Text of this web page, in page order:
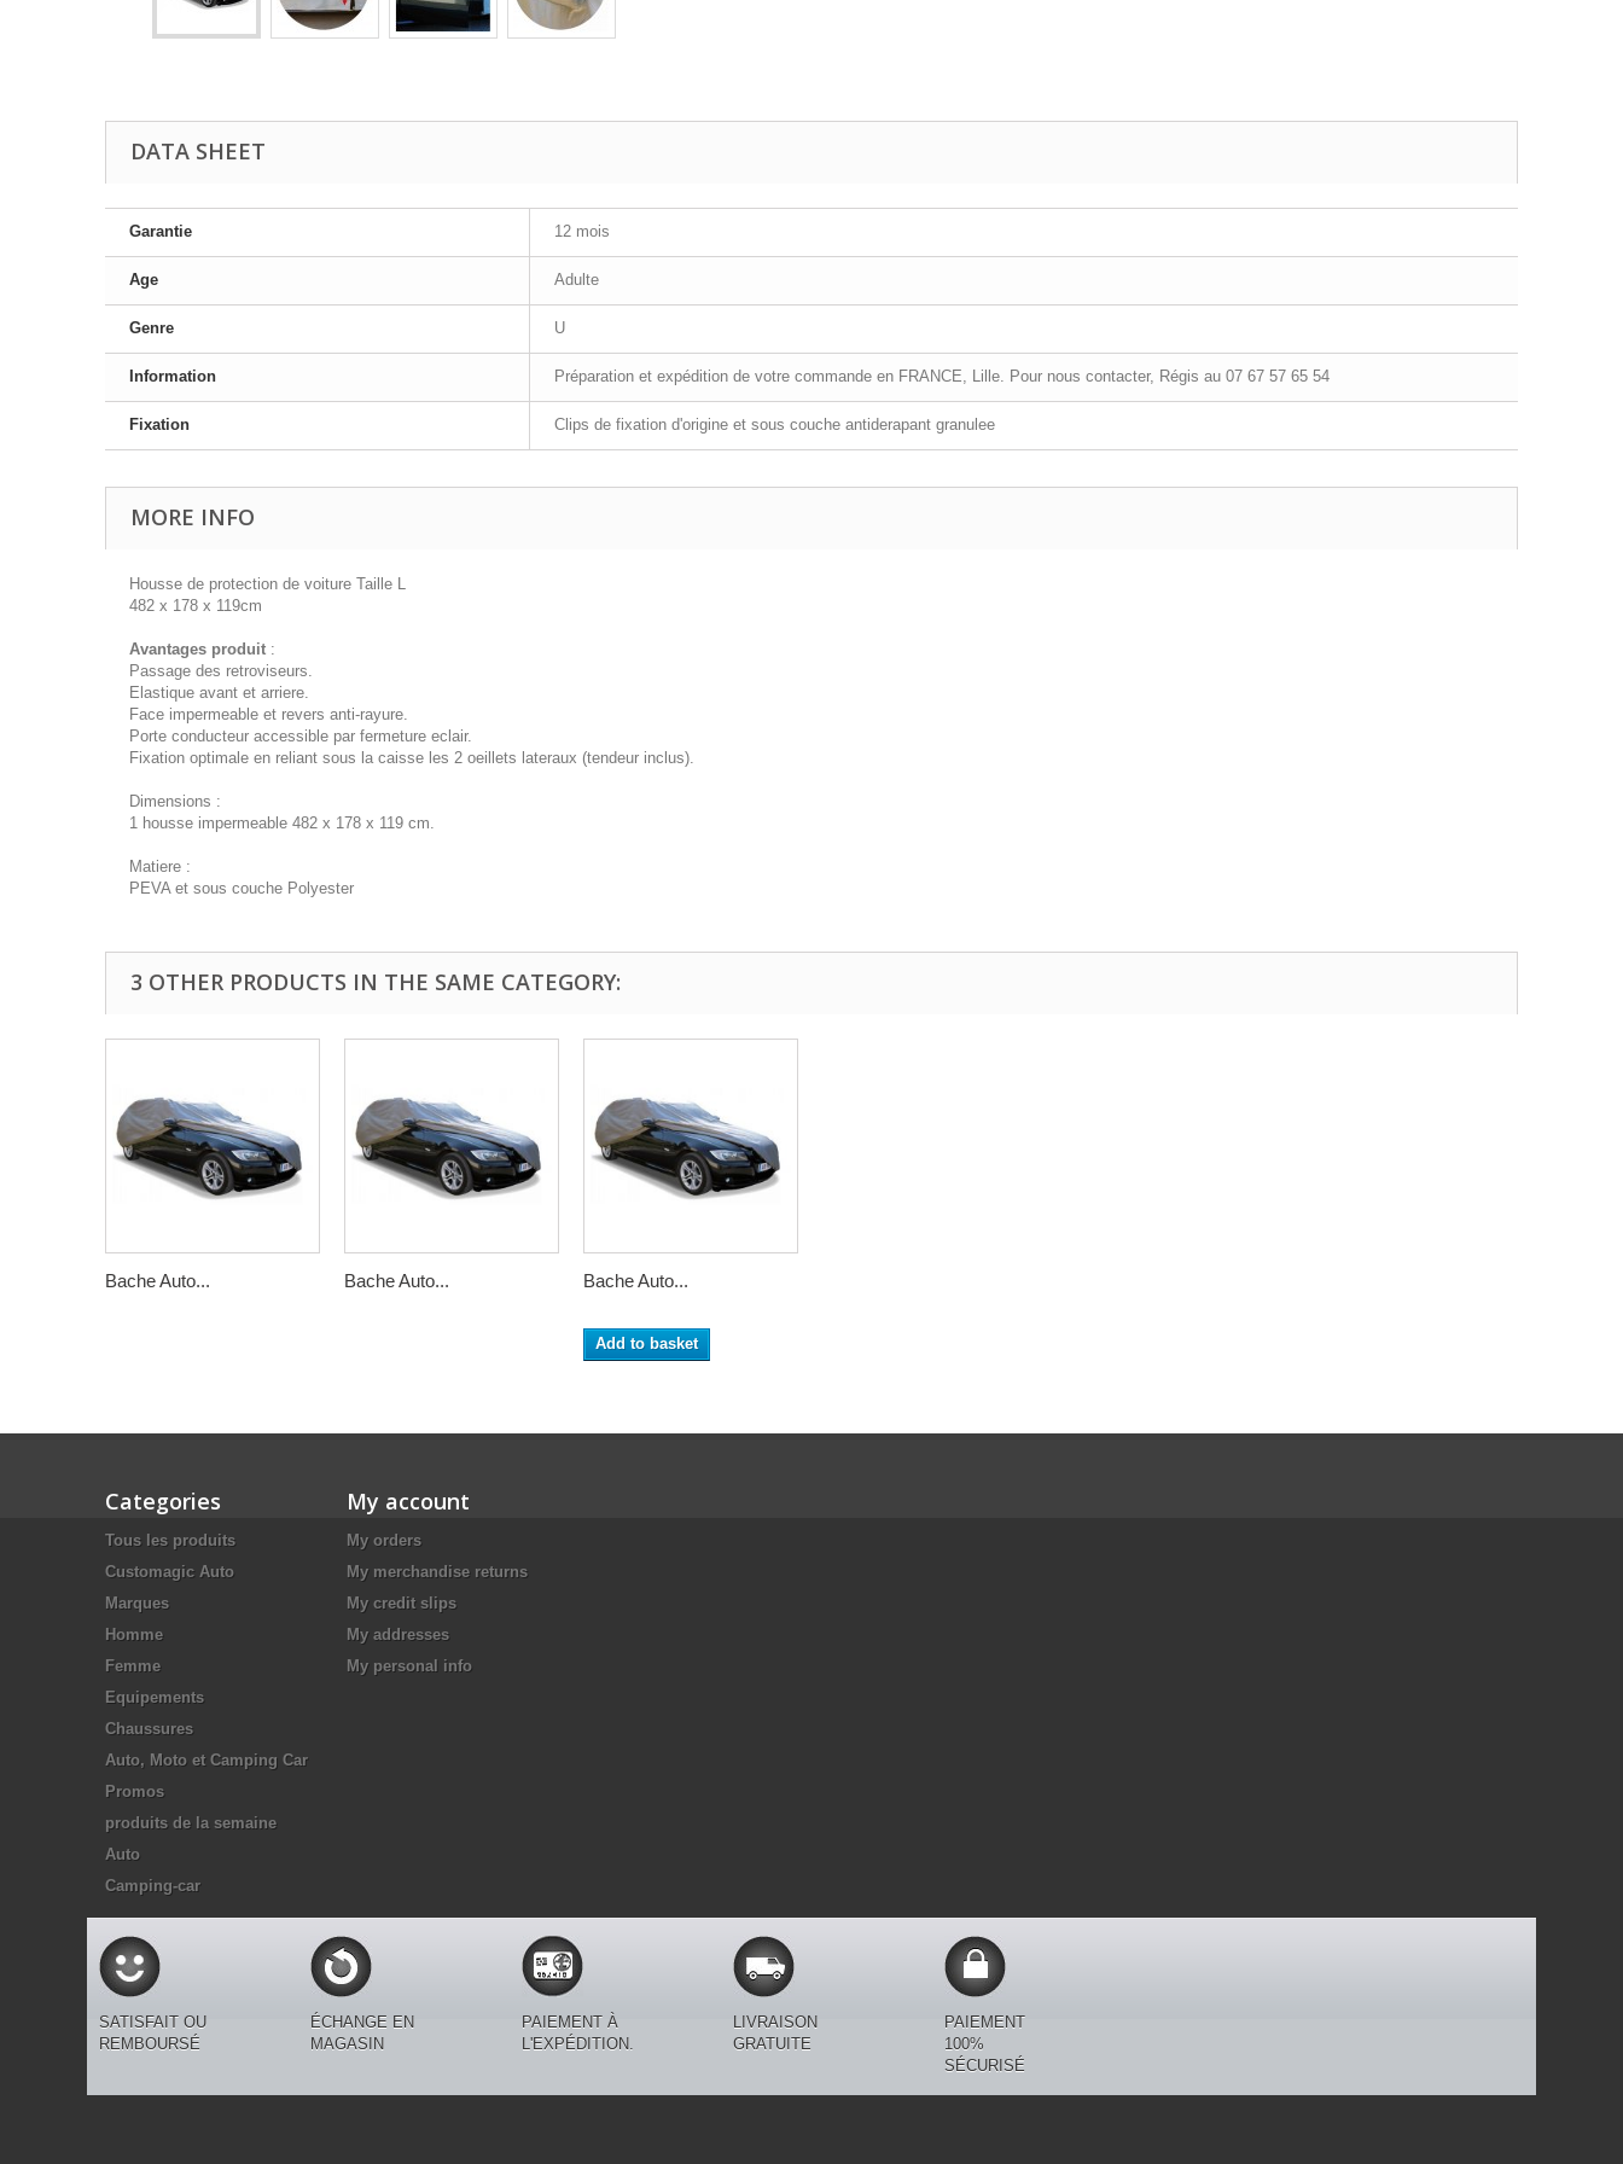
DATA SHEET
Garantie 12 mois
Age Adulte
Genre U
Information Préparation et expédition de votre commande en FRANCE, Lille. Pour nous contacter, Régis au 07 67 57 65 54
Fixation Clips de fixation d'origine et sous couche antiderapant granulee
MORE INFO
Housse de protection de voiture Taille L
482 x 178 x 119cm
Avantages produit :
Passage des retroviseurs.
Elastique avant et arriere.
Face impermeable et revers anti-rayure.
Porte conducteur accessible par fermeture eclair.
Fixation optimale en reliant sous la caisse les 2 oeillets lateraux (tendeur inclus).
Dimensions :
1 housse impermeable 482 x 178 x 119 cm.
Matiere :
PEVA et sous couche Polyester
3 OTHER PRODUCTS IN THE SAME CATEGORY:
Bache Auto... Bache Auto... Bache Auto...
Add to basket
Categories
Tous les produits
Customagic Auto
Marques
Homme
Femme
Equipements
Chaussures
Auto, Moto et Camping Car
Promos
produits de la semaine
Auto
Camping-car
My account
My orders
My merchandise returns
My credit slips
My addresses
My personal info
SATISFAIT OU
REMBOURSÉ
ÉCHANGE EN
MAGASIN
PAIEMENT À
L'EXPÉDITION.
LIVRAISON
GRATUITE
PAIEMENT
100%
SÉCURISÉ